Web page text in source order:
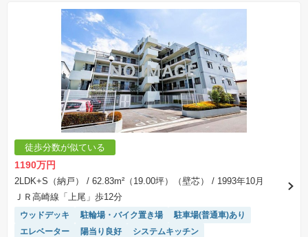
徒歩分数が似ている
1190万円
2LDK+S（納戸） / 62.83m²（19.00坪）（壁芯）
/ 1993年10月
ＪＲ高崎線「上尾」歩12分
ウッドデッキ 駐輪場・バイク置き場
駐車場(普通車)あり
エレベーター
陽当り良好 システムキッチン